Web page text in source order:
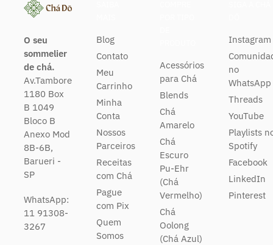
O seu
sommelier
de chá.
Av.Tambore
1180 Box
B 1049
Bloco B
Anexo Mod
8B-6B,
Barueri -
SP
WhatsApp:
11 91308-
3267
Blog
Contato
Meu
Carrinho
Minha
Conta
Nossos
Parceiros
Receitas
com Chá
Pague
com Pix
Quem
Somos
Acessórios
para Chá
Blends
Chá
Amarelo
Chá
Escuro
Pu-Ehr
(Chá
Vermelho)
Chá
Oolong
(Chá Azul)
Instagram
no
WhatsApp
Threads
YouTube
Playlists
Spotify
Facebook
LinkedIn
Pinterest